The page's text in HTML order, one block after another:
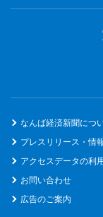
なんば経済新聞につ
プレスリリース・情
アクセスデータの利
お問い合わせ
広告のご案内